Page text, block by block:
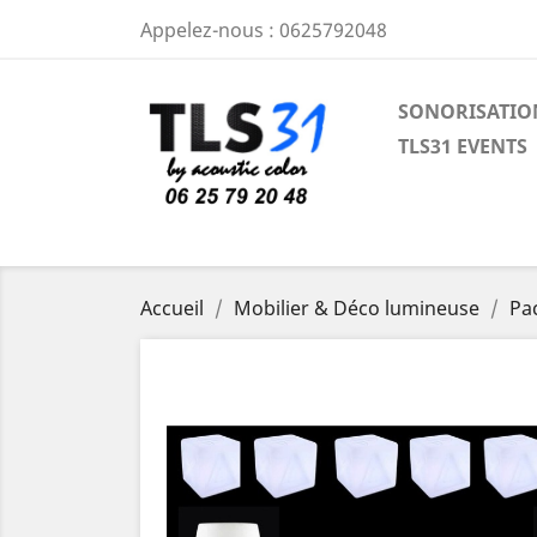
Appelez-nous : 0625792048
TLS31 EVENTS
Accueil Mobilier & Déco lumineuse